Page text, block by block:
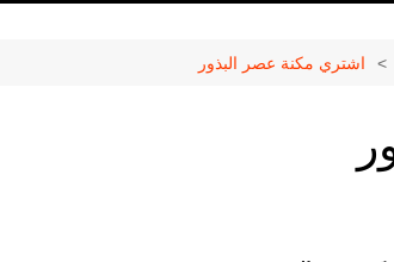
اشتري مكنة عصر البذور